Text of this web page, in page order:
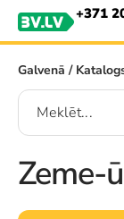
+371
Galvenā /
Zeme-